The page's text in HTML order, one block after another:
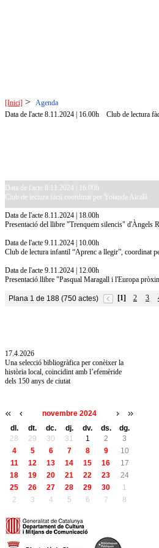
[Inici] > Agenda
Data de l'acte 8.11.2024 | 16.00h
Club de lectura
Data de l'acte 8.11.2024 | 16.00h
Club de lectura fàcil coordinat per Yolanda Alcalá
Data de l'acte 8.11.2024 | 18.00h
Presentació del llibre "Trenquem silencis" d'Àngels
Data de l'acte 9.11.2024 | 10.00h
Club de lectura infantil “Aprenc a llegir”, coordinat
Data de l'acte 9.11.2024 | 12.00h
Presentació llibre "Pasqual Maragall i l'Europa
Plana 1 de 188 (750 actes) [1] 2 3
17.4.2026
Una selecció bibliogràfica per conèixer la
història local, coincidint amb l’efemèride
dels 150 anys de ciutat
novembre 2024
dl.
dt. dc. dj. dv. ds.
dg.
28
29 30 31 1 2
3
4
5 6 7 8 9
10
11
12 13 14 15 16
17
18
19 20 21 22 23
24
25
26 27 28 29 30
1
2
3 4 5 6 7 8